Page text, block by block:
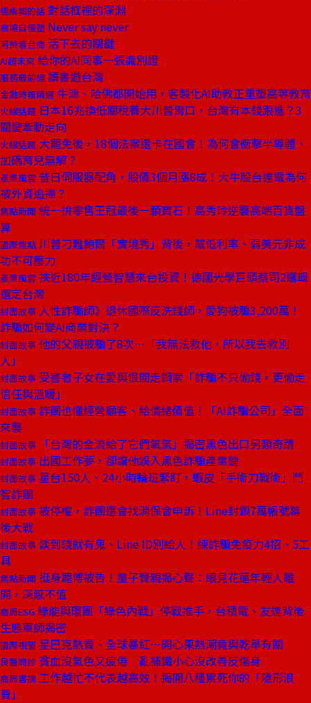
總編輯的話 對話框裡的深淵
商場自慢塾 Never say never
阿榮看台商 活下去的關鍵
AI超未來 給你的AI同事一張識別證
服務最前線 讀書遊台灣
金融時報精選 牛津、哈佛都開始用，客製化AI助教正重塑高等教育
火線話題 日本16兆換低關稅養大川普胃口，台灣有本錢跟進？3
關鍵牽動走向
火線話題 大罷免後，18個法案還卡在國會！為何會衝擊半導體、
加碼育兒無解？
產業風雲 昔日伺服器配角，股價3個月漲8成！大牛股台達電為何
被外資追捧？
焦點新聞 統一拚零售王冠最後一顆寶石！高秀玲逆襲高端百貨盤
算
國際焦點 川普刁難鮑爾「實境秀」背後，藏低利率、弱美元非成
功不可壓力
產業風雲 挾近180年經營智慧來台投資！德國光學巨頭蔡司2邏輯
選定台灣
封面故事 人性詐騙師》退休國際反洗錢師，愛狗被騙3,200萬！
詐騙如何變AI商業對決？
封面故事 他的父親被騙了8次⋯「我無法救他，所以我去救別
人」
封面故事 受害者子女在愛與恨間走鋼索「詐騙不只偷錢，更偷走
信任與溫暖」
封面故事 詐團也懂經營顧客、給情緒價值！「AI詐騙公司」全面
來襲
封面故事 「台灣的金流給了它們氧氣」揭密黑色出口另類奇蹟
封面故事 出國工作夢，卻讓他誤入黑色詐騙產業鏈
封面故事 星台150人、24小時輪班緊盯，蝦皮「手術刀戰術」鬥
智詐團
封面故事 被停權，詐團還會找消保會申訴！Line封鎖7萬帳號幕
後大戰
封面故事 談到錢就有鬼、Line ID別給人！練詐騙免疫力4招、5工
具
焦點新聞 挺身罷傅被告！童子賢親揭心聲：眼見花蓮年輕人離
開，深感不值
商周ESG 綠能與環團「綠色內戰」停戰推手，台積電、友達背後
生態軍師揭密
國際視窗 星巴克熱賣、全球暴紅⋯開心果熱潮竟與乾旱有關
良醫問診 貧血沒氣色又疲倦 亂補鐵小心沒改善反傷身
商周書摘 工作越忙不代表越高效！揭開八種累死你的「隱形浪
費」